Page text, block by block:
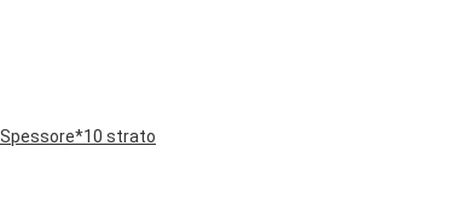
strato